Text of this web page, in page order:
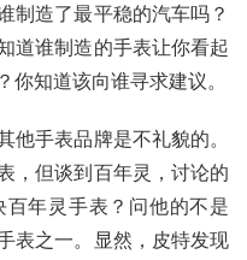
制造了最平稳的汽车吗？
道谁制造的手表让你看起
知道该向谁寻求建议。
他手表品牌是不礼貌的。
，但谈到百年灵，讨论的
年灵手表？问他的不是
表之一。显然，皮特发现